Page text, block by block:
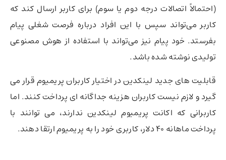
(احتمالاً اتصالات درجه دوم یا سوم) برای کاربر ارسال کند که
کاربر می‌تواند سپس با این افراد درباره فرصت شغلی پیام
بفرستد. خود پیام نیز می‌تواند با استفاده از هوش مصنوعی
تولیدی نوشته شده باشد.
قابلیت های جدید لینکدین در اختیار کاربران پریمیوم قرار می
گیرد و لازم نیست کاربران هزینه جداگانه ای پرداخت کنند. اما
کاربرانی که اکانت پریمیوم لینکدین ندارند، می توانند با
پرداخت ماهانه 40 دلار، کاربری خود را به پریمیوم ارتقا دهند.